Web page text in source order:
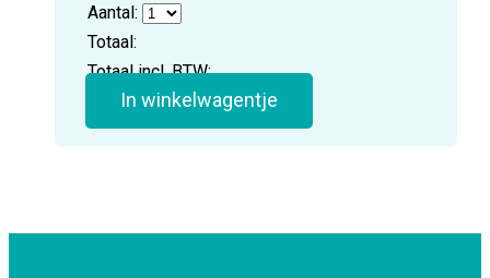
Aantal:
Totaal:
Totaal incl. BTW:
In winkelwagentje